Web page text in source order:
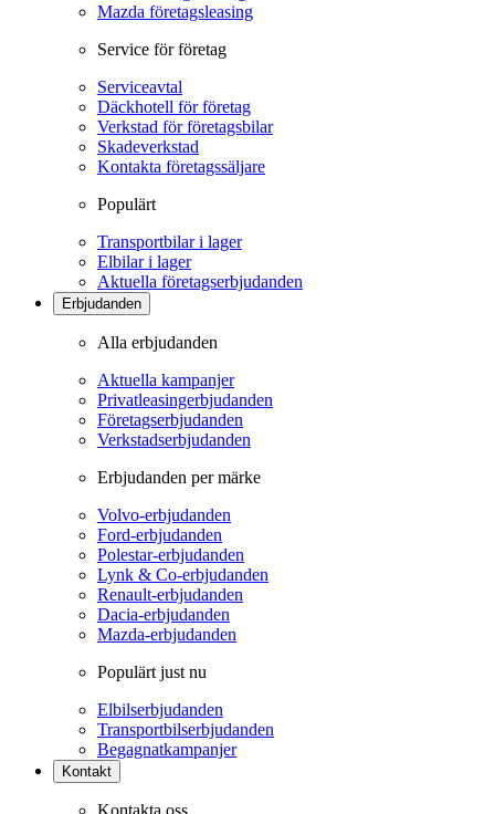
Mazda företagsleasing
Service för företag
Serviceavtal
Däckhotell för företag
Verkstad för företagsbilar
Skadeverkstad
Kontakta företagssäljare
Populärt
Transportbilar i lager
Elbilar i lager
Aktuella företagserbjudanden
Erbjudanden
Alla erbjudanden
Aktuella kampanjer
Privatleasingerbjudanden
Företagserbjudanden
Verkstadserbjudanden
Erbjudanden per märke
Volvo-erbjudanden
Ford-erbjudanden
Polestar-erbjudanden
Lynk & Co-erbjudanden
Renault-erbjudanden
Dacia-erbjudanden
Mazda-erbjudanden
Populärt just nu
Elbilserbjudanden
Transportbilserbjudanden
Begagnatkampanjer
Kontakt
Kontakta oss